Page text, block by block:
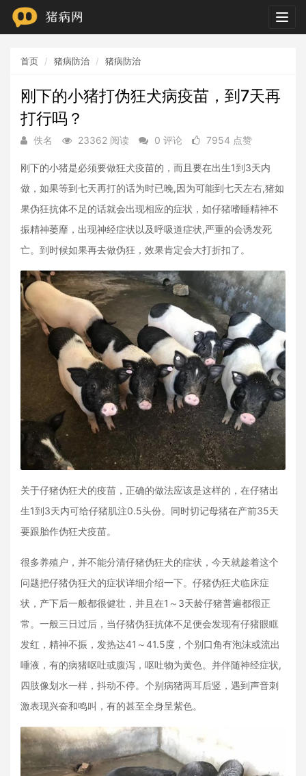
首页 猪病防治 猪病防治
刚下的小猪打伪狂犬病疫苗，到7天再
打行吗？
佚名 23362 阅读 0 评论 7954 点赞
刚下的小猪是必须要做狂犬疫苗的，而且要在出生1到3天内
做，如果等到七天再打的话为时已晚,因为可能到七天左右,猪如
果伪狂抗体不足的话就会出现相应的症状，如仔猪嗜睡精神不
振精神萎靡，出现神经症状以及呼吸道症状,严重的会诱发死
亡。到时候如果再去做伪狂，效果肯定会大打折扣了。
关于仔猪伪狂犬的疫苗，正确的做法应该是这样的，在仔猪出
生1到3天内可给仔猪肌注0.5头份。同时切记母猪在产前35天
要跟胎作伪狂犬疫苗。
很多养殖户，并不能分清仔猪伪狂犬的症状，今天就趁着这个
问题把仔猪伪狂犬的症状详细介绍一下。仔猪伪狂犬临床症
状，产下后一般都很健壮，并且在1～3天龄仔猪普遍都很正
常。一般三日过后，当仔猪伪狂抗体不足便会发现有仔猪眼眶
发红，精神不振，发热达41～41.5度，个别口角有泡沫或流出
唾液，有的病猪呕吐或腹泻，呕吐物为黄色。并伴随神经症状,
四肢像划水一样，抖动不停。个别病猪两耳后竖，遇到声音刺
激表现兴奋和鸣叫，有的甚至全身呈紫色。